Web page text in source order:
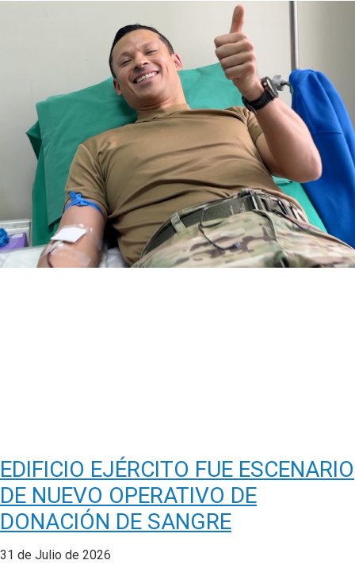
EDIFICIO EJÉRCITO FUE ESCENARIO
DE NUEVO OPERATIVO DE
DONACIÓN DE SANGRE
31 de Julio de 2026